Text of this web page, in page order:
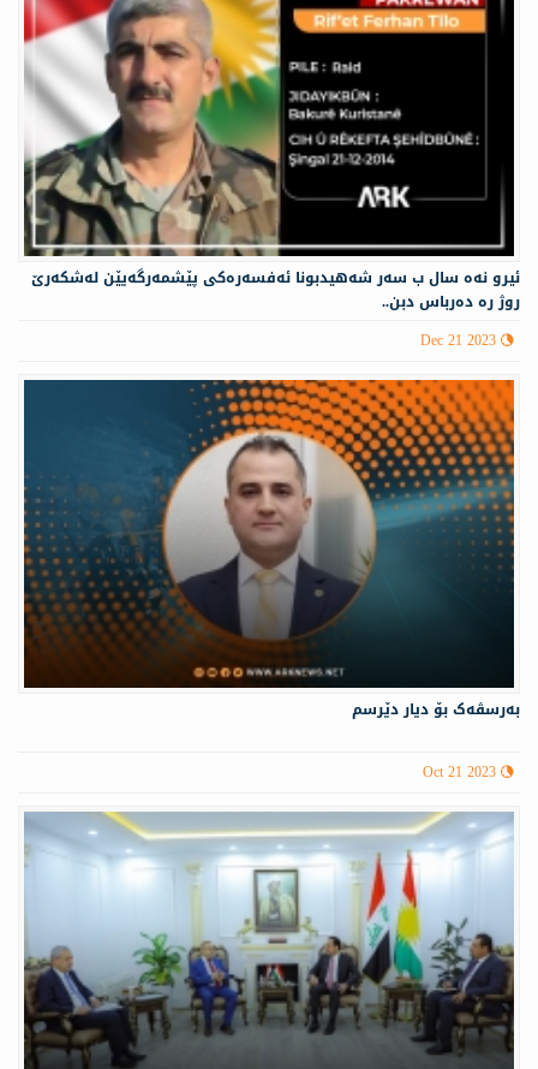
ئيرو نەه سال ب سه‌ر شه‌هيدبونا ئه‌فسه‌ره‌كى پێشمه‌رگه‌يێن له‌شكه‌رێ
روژ ره‌ ده‌رباس دبن..
Dec 21 2023
بەرسڤەک بۆ دیار دێرسم
Oct 21 2023